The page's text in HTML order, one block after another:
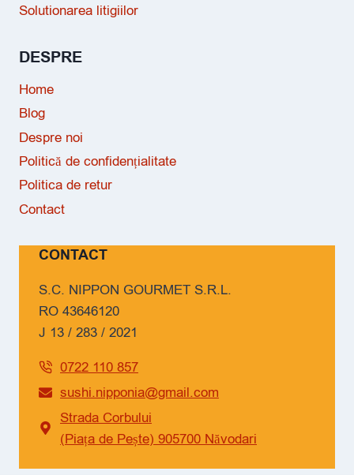
Solutionarea litigiilor
DESPRE
Home
Blog
Despre noi
Politică de confidențialitate
Politica de retur
Contact
CONTACT
S.C. NIPPON GOURMET S.R.L.
RO 43646120
J 13 / 283 / 2021
0722 110 857
sushi.nipponia@gmail.com
Strada Corbului
(Piața de Pește) 905700 Năvodari